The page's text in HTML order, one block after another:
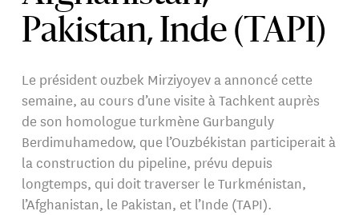
Pakistan, Inde (TAPI)
Le président ouzbek Mirziyoyev a annoncé cette
semaine, au cours d’une visite à Tachkent auprès
de son homologue turkmène Gurbanguly
Berdimuhamedow, que l’Ouzbékistan participerait à
la construction du pipeline, prévu depuis
longtemps, qui doit traverser le Turkménistan,
l’Afghanistan, le Pakistan, et l’Inde (TAPI).